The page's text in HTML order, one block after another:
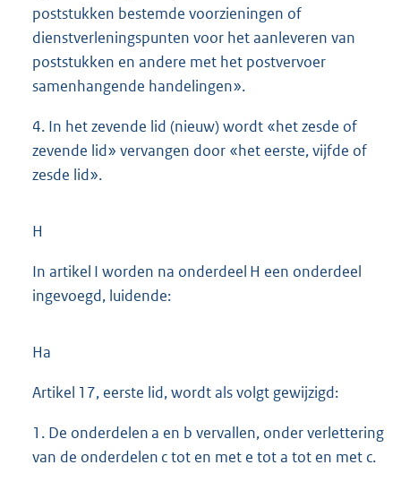
poststukken bestemde voorzieningen of
dienstverleningspunten voor het aanleveren van
poststukken en andere met het postvervoer
samenhangende handelingen».
4. In het zevende lid (nieuw) wordt «het zesde of
zevende lid» vervangen door «het eerste, vijfde of
zesde lid».
H
In artikel I worden na onderdeel H een onderdeel
ingevoegd, luidende:
Ha
Artikel 17, eerste lid, wordt als volgt gewijzigd:
1. De onderdelen a en b vervallen, onder verlettering
van de onderdelen c tot en met e tot a tot en met c.